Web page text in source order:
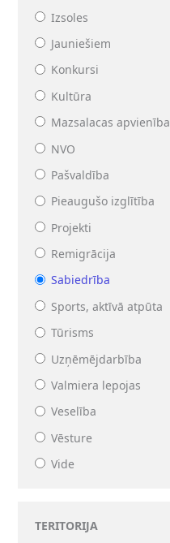
Izsoles
Jauniešiem
Konkursi
Kultūra
Mazsalacas apvienība
NVO
Pašvaldība
Pieaugušo izglītība
Projekti
Remigrācija
Sabiedrība
Sports, aktīvā atpūta
Tūrisms
Uzņēmējdarbība
Valmiera lepojas
Veselība
Vēsture
Vide
TERITORIJA